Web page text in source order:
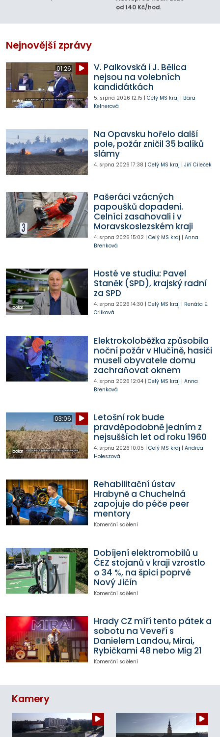
od 140 Kč/hod.
Nejnovější zprávy
01:26
V. Palkovská i J. Bělica
nejsou na volebních
kandidátkách
5. srpna 2026 12:15 | Celý MS kraj | Bára
Kelnerová
Na Opavsku hořelo další
pole, požár zničil 35 balíků
slámy
4. srpna 2026 17:38 | Celý MS kraj | Jiří Cileček
Pašeráci vzácných
papoušků dopadeni.
Celníci zasahovali i v
Moravskoslezském kraji
4. srpna 2026 15:02| Celý MS kraj | Anna
Břenková
Hosté ve studiu: Pavel
Staněk (SPD), krajský radní
za SPD
4. srpna 2026 14:30 | Celý MS kraj | Renáta E.
Orlíková
Elektrokoloběžka způsobila
noční požár v Hlučíně, hasiči
museli obyvatele domu
zachraňovat oknem
4. srpna 2026 12:04| Celý MS kraj | Anna
Břenková
03:06
Letošní rok bude
pravděpodobně jedním z
nejsušších let od roku 1960
4. srpna 2026 10:05 | Celý MS kraj | Andrea
Holeszová
Rehabilitační ústav
Hrabyně a Chuchelná
zapojuje do péče peer
mentory
Komerční sdělení
Dobíjení elektromobilů u
ČEZ stojanů v kraji vzrostlo
o 34 %, na špici poprvé
Nový Jičín
Komerční sdělení
Hrady CZ míří tento pátek a
sobotu na Veveří s
Danielem Landou, Mirai,
Rybičkami 48 nebo Mig 21
Komerční sdělení
Kamery